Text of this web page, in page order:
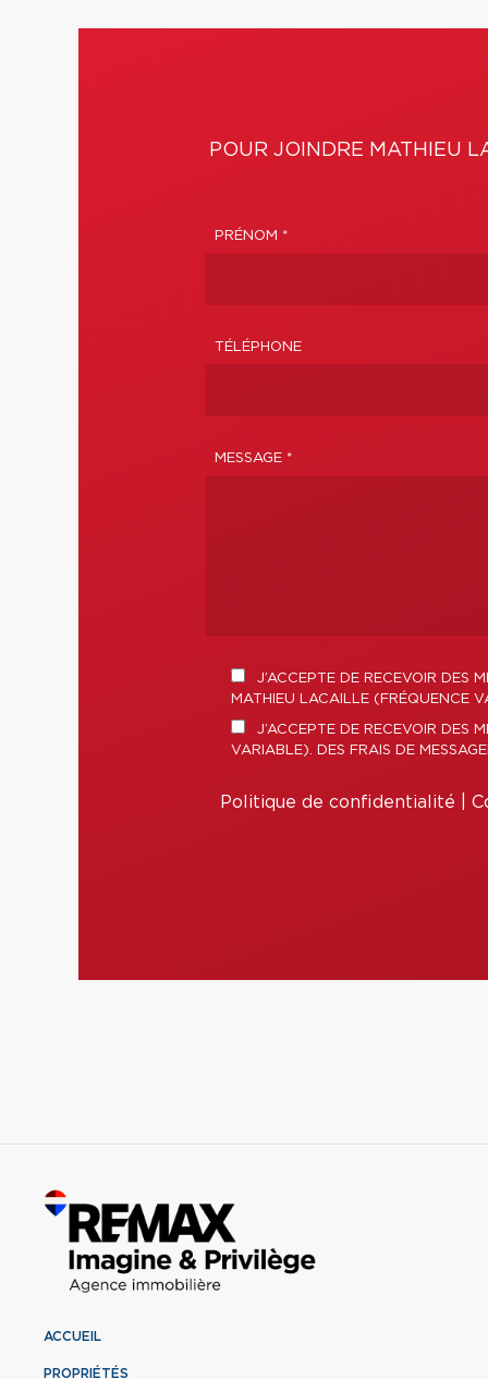
POUR JOINDRE MATHIEU
PRÉNOM *
TÉLÉPHONE
MESSAGE *
J’ACCEPTE DE RECEVOIR DES
MATHIEU LACAILLE (FRÉQUENCE
J’ACCEPTE DE RECEVOIR DES
VARIABLE). DES FRAIS DE
Politique de confidentialité
ACCUEIL
PROPRIÉTÉS